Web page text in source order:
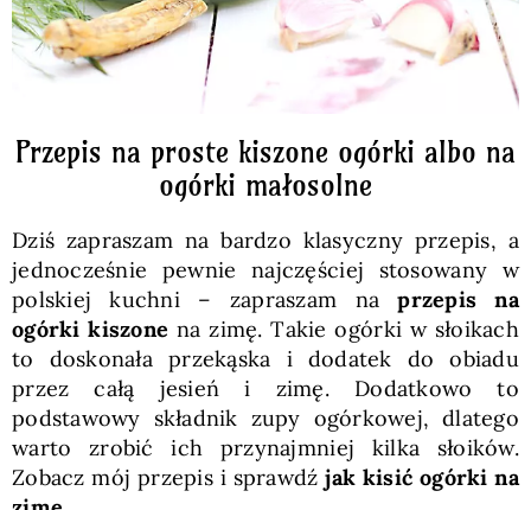
Przepis na proste kiszone ogórki albo na
ogórki małosolne
Dziś zapraszam na bardzo klasyczny przepis, a
jednocześnie pewnie najczęściej stosowany w
polskiej kuchni – zapraszam naprzepis na
ogórki kiszone na zimę. Takie ogórki w słoikach
to doskonała przekąska i dodatek do obiadu
przez całą jesień i zimę. Dodatkowo to
podstawowy składnik zupy ogórkowej, dlatego
warto zrobić ich przynajmniej kilka słoików.
Zobacz mój przepis i sprawdźjak kisić ogórki na